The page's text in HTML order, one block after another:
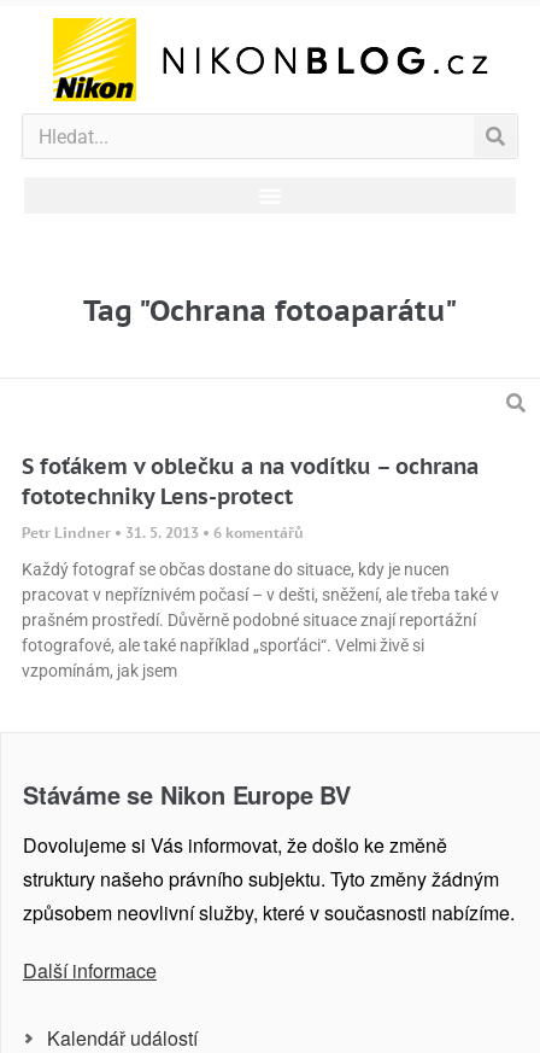
Tag "Ochrana fotoaparátu"
S foťákem v oblečku a na vodítku – ochrana
fototechniky Lens-protect
Petr Lindner 31. 5. 2013 6 komentářů
Každý fotograf se občas dostane do situace, kdy je nucen
pracovat v nepříznivém počasí – v dešti, sněžení, ale třeba také v
prašném prostředí. Důvěrně podobné situace znají reportážní
fotografové, ale také například „sporťáci“. Velmi živě si
vzpomínám, jak jsem
Stáváme se Nikon Europe BV
Dovolujeme si Vás informovat, že došlo ke změně
struktury našeho právního subjektu. Tyto změny žádným
způsobem neovlivní služby, které v současnosti nabízíme.
Další informace
Kalendář událostí